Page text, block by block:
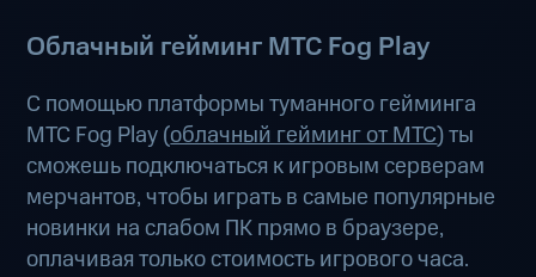
Облачный гейминг МТС Fog Play
С помощью платформы туманного гейминга
МТС Fog Play (облачный гейминг от МТС) ты
сможешь подключаться к игровым серверам
мерчантов, чтобы играть в самые популярные
новинки на слабом ПК прямо в браузере,
оплачивая только стоимость игрового часа.